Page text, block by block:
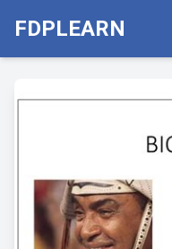
FDPLEARN